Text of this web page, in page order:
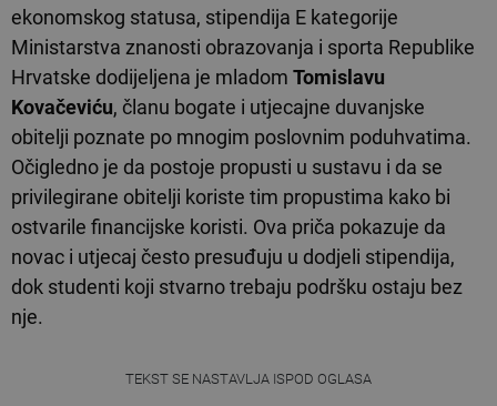
ekonomskog statusa, stipendija E kategorije
Ministarstva znanosti obrazovanja i sporta Republike
Hrvatske dodijeljena je mladom Tomislavu
Kovačeviću, članu bogate i utjecajne duvanjske
obitelji poznate po mnogim poslovnim poduhvatima.
Očigledno je da postoje propusti u sustavu i da se
privilegirane obitelji koriste tim propustima kako bi
ostvarile financijske koristi. Ova priča pokazuje da
novac i utjecaj često presuđuju u dodjeli stipendija,
dok studenti koji stvarno trebaju podršku ostaju bez
nje.
TEKST SE NASTAVLJA ISPOD OGLASA